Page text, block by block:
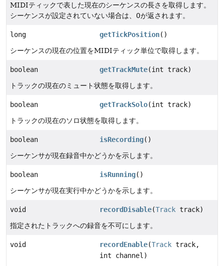
MIDIティックで表した現在のシーケンスの長さを取得します。
シーケンスが設定されていない場合は、0が返されます。
long getTickPosition()
シーケンスの現在の位置をMIDIティック単位で取得します。
boolean getTrackMute(int track)
トラックの現在のミュート状態を取得します。
boolean getTrackSolo(int track)
トラックの現在のソロ状態を取得します。
boolean isRecording()
シーケンサが現在録音中かどうかを示します。
boolean isRunning()
シーケンサが現在実行中かどうかを示します。
void recordDisable(Track track)
指定されたトラックへの録音を不可にします。
void recordEnable(Track track,
int channel)